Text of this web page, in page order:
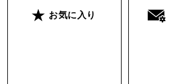
路との間に段差がある点、注
お気に入り